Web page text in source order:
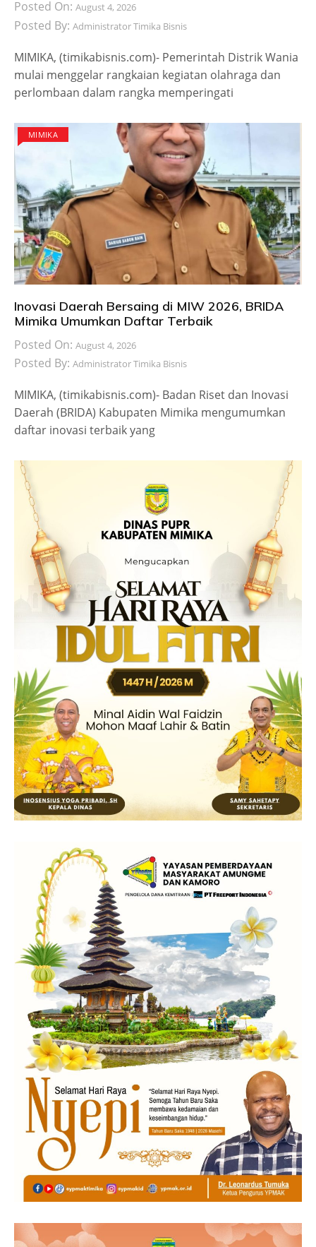
Posted On: August 4, 2026
Posted By: Administrator Timika Bisnis
MIMIKA, (timikabisnis.com)- Pemerintah Distrik Wania
mulai menggelar rangkaian kegiatan olahraga dan
perlombaan dalam rangka memperingati
MIMIKA
Inovasi Daerah Bersaing di MIW 2026, BRIDA
Mimika Umumkan Daftar Terbaik
Posted On: August 4, 2026
Posted By: Administrator Timika Bisnis
MIMIKA, (timikabisnis.com)- Badan Riset dan Inovasi
Daerah (BRIDA) Kabupaten Mimika mengumumkan
daftar inovasi terbaik yang